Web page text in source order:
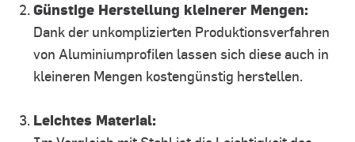
Günstige Herstellung kleinerer Mengen:
Dank der unkomplizierten Produktionsverfahren
von Aluminiumprofilen lassen sich diese auch in
kleineren Mengen kostengünstig herstellen.
Leichtes Material: